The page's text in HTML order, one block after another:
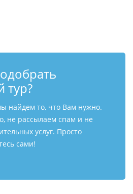
тур?
найдем то, что Вам нужно.
не рассылаем спам и не
услуг. Просто
сами!